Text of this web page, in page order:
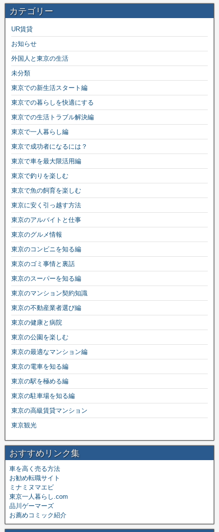
カテゴリー
UR賃貸
お知らせ
外国人と東京の生活
未分類
東京での新生活スタート編
東京での暮らしを快適にする
東京での生活トラブル解決編
東京で一人暮らし編
東京で成功者になるには？
東京で車を最大限活用編
東京で釣りを楽しむ
東京で魚の飼育を楽しむ
東京に安く引っ越す方法
東京のアルバイトと仕事
東京のグルメ情報
東京のコンビニを知る編
東京のゴミ事情と裏話
東京のスーパーを知る編
東京のマンション契約知識
東京の不動産業者選び編
東京の健康と病院
東京の公園を楽しむ
東京の最適なマンション編
東京の電車を知る編
東京の駅を極める編
東京の駐車場を知る編
東京の高級賃貸マンション
東京観光
おすすめリンク集
車を高く売る方法
お勧め転職サイト
ミナミヌマエビ
東京一人暮らし.com
品川ゲーマーズ
お薦めコミック紹介